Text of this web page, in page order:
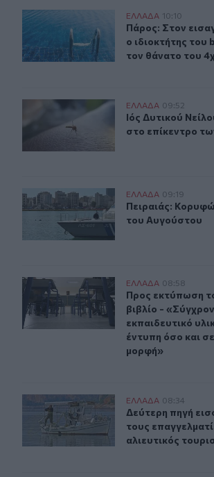
Πάρος: Στον εισαγγελέα σήμερα ο
ΕΛΛAΔΑ 10:10
Πάρος: Στον
Πάρος: Στον
ο ιδιοκτήτης του
τον θάνατο του
Ιός Δυτικού Νείλου: Όλη η Αττική
ΕΛΛAΔΑ 09:52
Ιός Δυτικού
Ιός Δυτικού
στο επίκεντρο
Πειραιάς: Κορυφώνεται η έξοδος του
ΕΛΛAΔΑ 09:19
Πειραιάς:
Πειραιάς:
του Αυγούστου
Προς εκτύπωση το πολλαπλό
ΕΛΛAΔΑ 08:58
Προς εκτύπωση
Προς εκτύπωση
βιβλίο -
εκπαιδευτικό
έντυπη όσο και
μορφή»
Δεύτερη πηγή εισοδήματος για
ΕΛΛAΔΑ 08:34
Δεύτερη πηγή
Δεύτερη πηγή
τους
αλιευτικός